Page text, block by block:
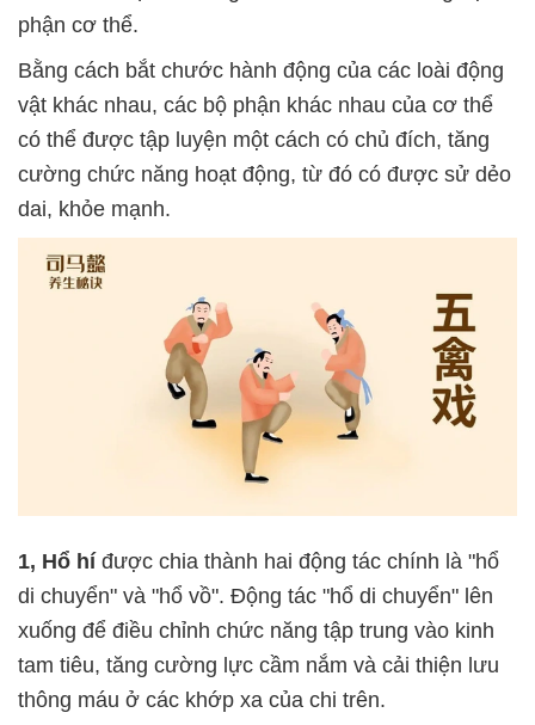
phận cơ thể.
Bằng cách bắt chước hành động của các loài động
vật khác nhau, các bộ phận khác nhau của cơ thể
có thể được tập luyện một cách có chủ đích, tăng
cường chức năng hoạt động, từ đó có được sử dẻo
dai, khỏe mạnh.
1, Hổ hí được chia thành hai động tác chính là "hổ
di chuyển" và "hổ vồ". Động tác "hổ di chuyển" lên
xuống để điều chỉnh chức năng tập trung vào kinh
tam tiêu, tăng cường lực cầm nắm và cải thiện lưu
thông máu ở các khớp xa của chi trên.